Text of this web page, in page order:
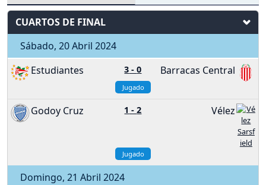
CUARTOS DE FINAL
Sábado, 20 Abril 2024
Estudiantes
3 -0 Barracas Central
Jugado
Godoy Cruz 1 -2 Vélez
Jugado
Domingo, 21 Abril 2024